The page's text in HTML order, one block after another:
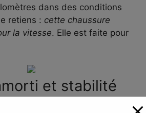
dans des conditions
retiens : cette chaussure
la vitesse. Elle est faite pour
et stabilité